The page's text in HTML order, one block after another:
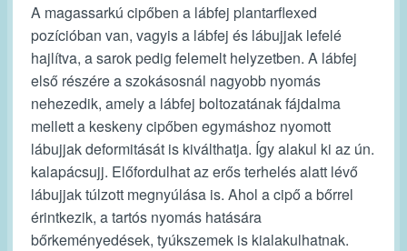
A magassarkú cipőben a lábfej plantarflexed
pozícióban van, vagyis a lábfej és lábujjak lefelé
hajlítva, a sarok pedig felemelt helyzetben. A lábfej
első részére a szokásosnál nagyobb nyomás
nehezedik, amely a lábfej boltozatának fájdalma
mellett a keskeny cipőben egymáshoz nyomott
lábujjak deformitását is kiválthatja. Így alakul ki az ún.
kalapácsujj. Előfordulhat az erős terhelés alatt lévő
lábujjak túlzott megnyúlása is. Ahol a cipő a bőrrel
érintkezik, a tartós nyomás hatására
bőrkeményedések, tyúkszemek is kialakulhatnak.